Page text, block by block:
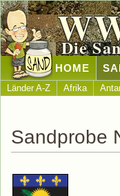
Die
HOME
Länder A-Z Afrika
Sandprobe